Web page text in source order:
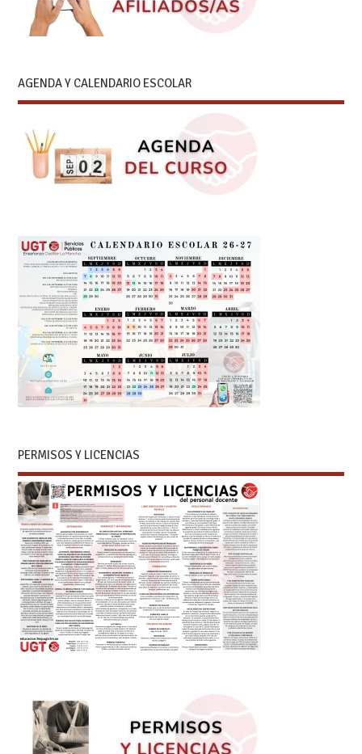
AGENDA Y CALENDARIO ESCOLAR
PERMISOS Y LICENCIAS